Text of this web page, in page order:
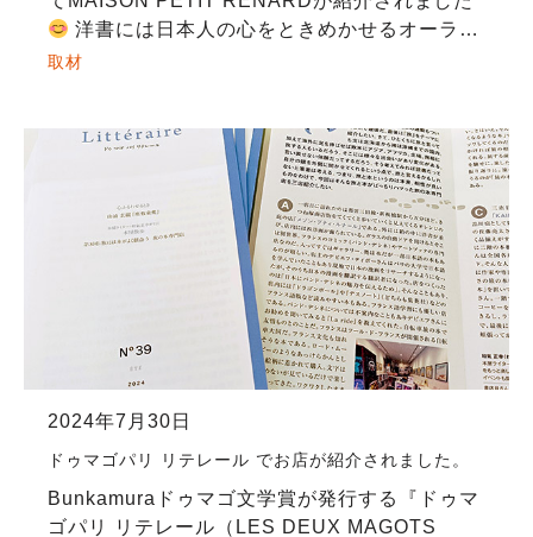
洋書には日本人の心をときめかせるオーラが
ある… そうであったら嬉しいな。当日はスイス
取材
2024年7月30日
ドゥマゴパリ リテレール でお店が紹介されました。
Bunkamuraドゥマゴ文学賞が発行する『ドゥマ
ゴパリ リテレール（LES DEUX MAGOTS